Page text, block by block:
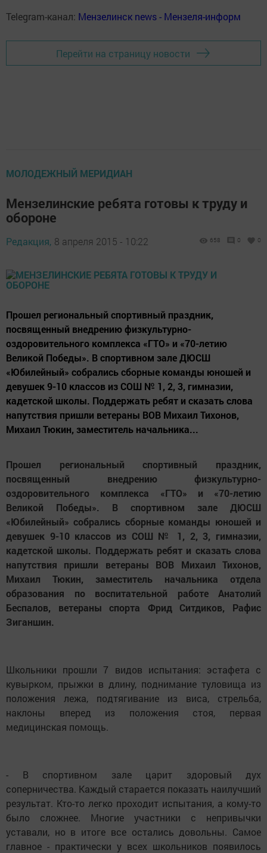
Telegram-канал: Мензелинск news - Мензеля-информ
Перейти на страницу новости
МОЛОДЕЖНЫЙ МЕРИДИАН
Мензелинские ребята готовы к труду и
обороне
Редакция, 8 апреля 2015 - 10:22 658 0 0
Прошел региональный спортивный праздник,
посвященный внедрению физкультурно-
оздоровительного комплекса «ГТО» и «70-летию
Великой Победы». В спортивном зале ДЮСШ
«Юбилейный» собрались сборные команды юношей и
девушек 9-10 классов из СОШ № 1, 2, 3, гимназии,
кадетской школы. Поддержать ребят и сказать слова
напутствия пришли ветераны ВОВ Михаил Тихонов,
Михаил Тюкин, заместитель начальника...
Прошел региональный спортивный праздник,
посвященный внедрению физкультурно-
оздоровительного комплекса «ГТО» и «70-летию
Великой Победы». В спортивном зале ДЮСШ
«Юбилейный» собрались сборные команды юношей и
девушек 9-10 классов из СОШ № 1, 2, 3, гимназии,
кадетской школы. Поддержать ребят и сказать слова
напутствия пришли ветераны ВОВ Михаил Тихонов,
Михаил Тюкин, заместитель начальника отдела
образования по воспитательной работе Анатолий
Беспалов, ветераны спорта Фрид Ситдиков, Рафис
Зиганшин.
Школьники прошли 7 видов испытания: эстафета с
кувырком, прыжки в длину, поднимание туловища из
положения лежа, подтягивание из виса, стрельба,
наклоны вперед из положения стоя, первая
медицинская помощь.
- В спортивном зале царит здоровый дух
соперничества. Каждый старается показать наилучший
результат. Кто-то легко проходит испытания, а кому-то
было сложнее. Многие участники с непривычки
уставали, но в итоге все остались довольны. Самое
главное - практически у всех школьников появилось